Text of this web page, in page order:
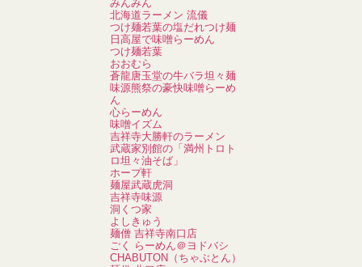
みんみん
北海道ラーメン 流儀
つけ麺若葉の塩だれつけ麺
日高屋で味噌らーめん
つけ麺若葉
おおむら
蒼龍唐玉堂の牛バラ坦々麺
味源熊祭の豪快味噌らーめ
ん
心らーめん
味噌イズム
吉祥寺大勝軒のラーメン
武蔵家別館の「満州トロト
ロ坦々油そば」
ホープ軒
麺屋武蔵虎洞
吉祥寺味源
洞くつ家
よしきゅう
麺僧 吉祥寺南口店
ごく らーめん＠ヨドバシ
CHABUTON（ちゃぶとん）